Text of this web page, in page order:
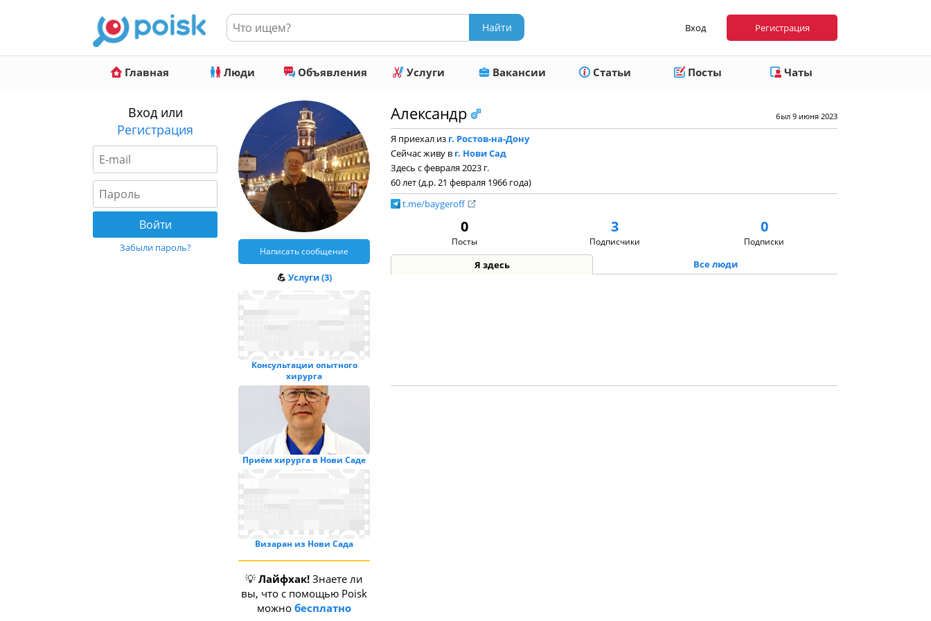
Вход Регистрация
Главная Люди Объявления Услуги Вакансии Статьи Посты Чаты
Вход или
Регистрация
Забыли пароль? Написать сообщение
💪 Услуги (3)
Консультации опытного
хирурга
Приём хирурга в Нови Саде
Визаран из Нови Сада
💡Лайфхак! Знаете ли
вы, что с помощью Poisk
можнобесплатно
был 9 июня 2023
Александр
Я приехал из г. Ростов-на-Дону
Сейчас живу в г. Нови Сад
Здесь с февраля 2023 г.
60 лет (д.р. 21 февраля 1966 года)
t.me/baygeroff
0
Посты
3
Подписчики
0
Подписки
Я здесь Все люди